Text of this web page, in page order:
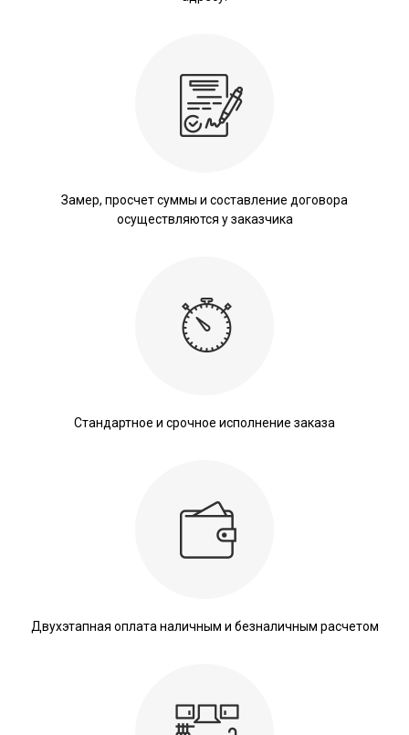
Замер, просчет суммы и составление договора
осуществляются у заказчика
Стандартное и срочное исполнение заказа
Двухэтапная оплата наличным и безналичным расчетом